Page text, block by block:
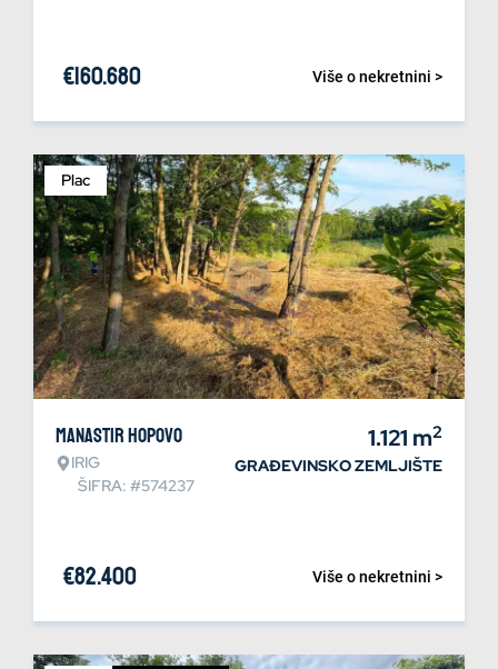
Više o nekretnini >
€160.680
Plac
Manastir Hopovo
IRIG
ŠIFRA: #574237
1.121 m2
GRAĐEVINSKO ZEMLJIŠTE
Više o nekretnini >
€82.400